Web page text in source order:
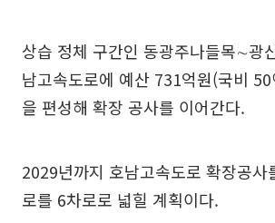
상습 정체 구간인 동광주나들목∼광
남고속도로에 예산 731억원(국비
을 편성해 확장 공사를 이어간다.
2029년까지 호남고속도로 확장공사
로를 6차로로 넓힐 계획이다.